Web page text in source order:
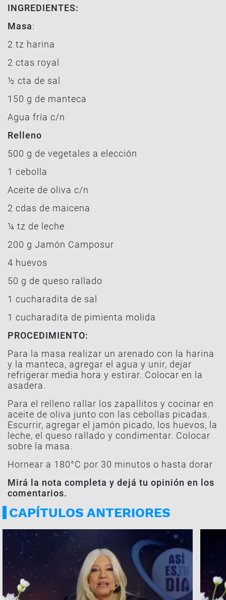
INGREDIENTES:
Masa:
2 tz harina
2 ctas royal
½ cta de sal
150 g de manteca
Agua fría c/n
Relleno
500 g de vegetales a elección
1 cebolla
Aceite de oliva c/n
2 cdas de maicena
¼ tz de leche
200 g Jamón Camposur
4 huevos
50 g de queso rallado
1 cucharadita de sal
1 cucharadita de pimienta molida
PROCEDIMIENTO:
Para la masa realizar un arenado con la harina
y la manteca, agregar el agua y unir, dejar
refrigerar media hora y estirar. Colocar en la
asadera.
Para el relleno rallar los zapallitos y cocinar en
aceite de oliva junto con las cebollas picadas.
Escurrir, agregar el jamón picado, los huevos, la
leche, el queso rallado y condimentar. Colocar
sobre la masa.
Hornear a 180°C por 30 minutos o hasta dorar
Mirá la nota completa y dejá tu opinión en los
comentarios.
CAPÍTULOS ANTERIORES